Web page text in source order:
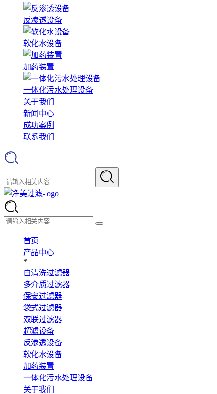
反渗透设备
软化水设备
加药装置
一体化污水处理设备
关于我们
新闻中心
成功案例
联系我们
首页
产品中心
*
自清洗过滤器
多介质过滤器
保安过滤器
袋式过滤器
双联过滤器
超滤设备
反渗透设备
软化水设备
加药装置
一体化污水处理设备
关于我们